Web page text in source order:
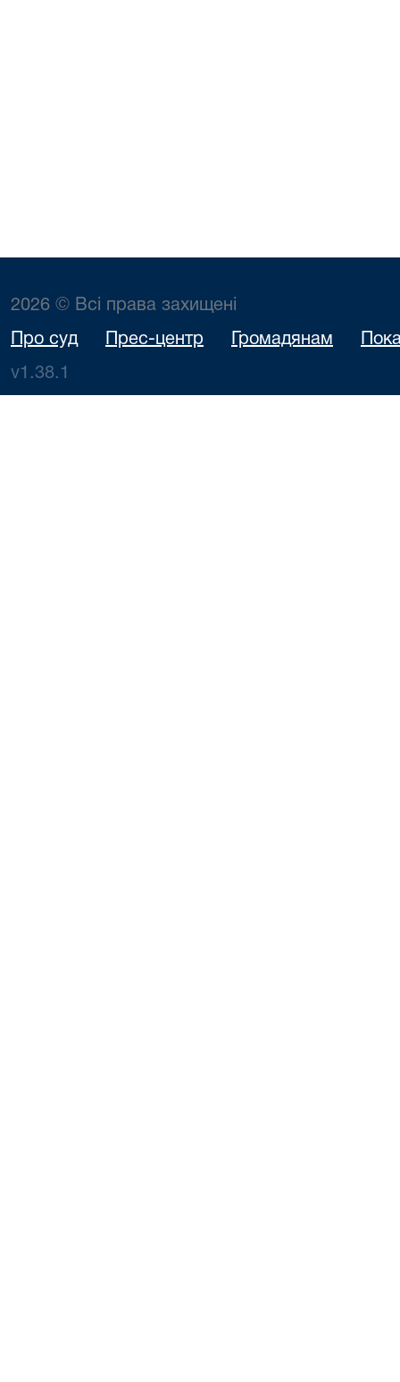
2026 © Всі права захищені
Про суд Прес-центр Громадянам
v1.38.1